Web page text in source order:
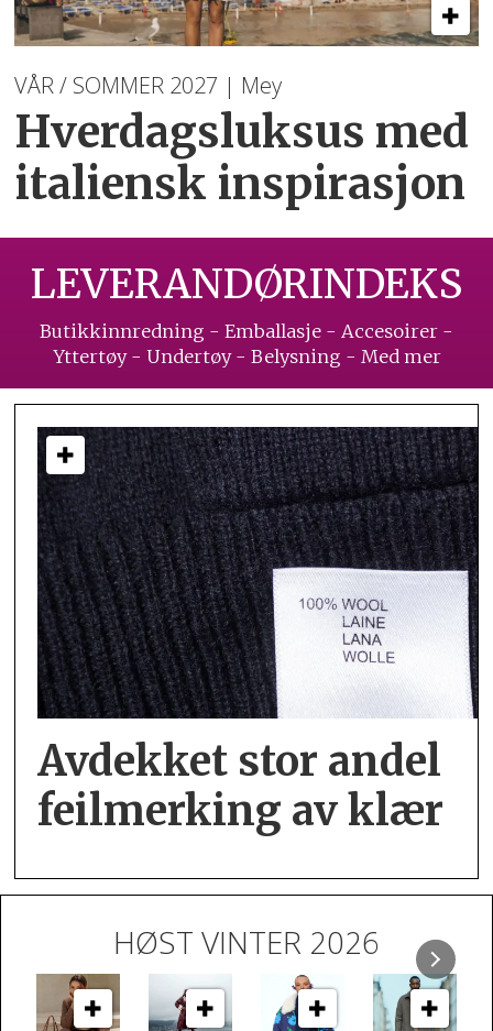
VÅR / SOMMER 2027 | Mey
Hverdagsluksus med
italiensk inspirasjon
LEVERANDØRINDEKS
Butikkinnredning - Emballasje - Accesoirer -
Yttertøy - Undertøy - Belysning - Med mer
Avdekket stor andel
feil­merking av klær
HØST VINTER 2026